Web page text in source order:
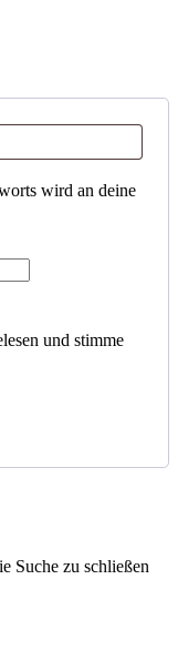
wird an deine
und stimme
Suche zu schließen